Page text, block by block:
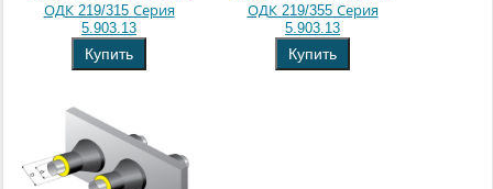
ОДК 219/315 Серия
5.903.13
Купить
ОДК 219/355 Серия
5.903.13
Купить